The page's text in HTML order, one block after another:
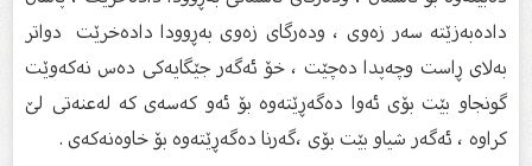
دادەبەزێتە سەر زەوی ، ودەرگای زەوی بەڕوودا دادەخرێت دواتر
بەلای ڕاست وچەپدا دەچێت ، خۆ ئەگەر جێگایەکی دەس نەکەوێت
گونجاو بێت بۆی ئەوا دەگەڕێتەوە بۆ ئەو کەسەی کە لەعنەتی لێ
کراوە ، ئەگەر شیاو بێت بۆی ،گەرنا دەگەڕێتەوە بۆ خاوەنەکەی .